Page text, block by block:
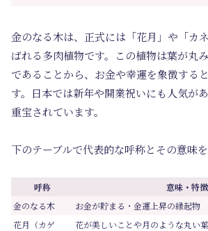
金のなる木は、正式には「花月」や「カ
ばれる多肉植物です。この植物は葉が丸
であることから、お金や幸運を象徴する
す。日本では新年や開業祝いにも人気が
重宝されています。
下のテーブルで代表的な呼称とその意味を
呼称
意味・特徴
金のなる木
お金が貯まる・金運上昇の縁起物
花月（カゲ
花が美しいことや月のような丸い